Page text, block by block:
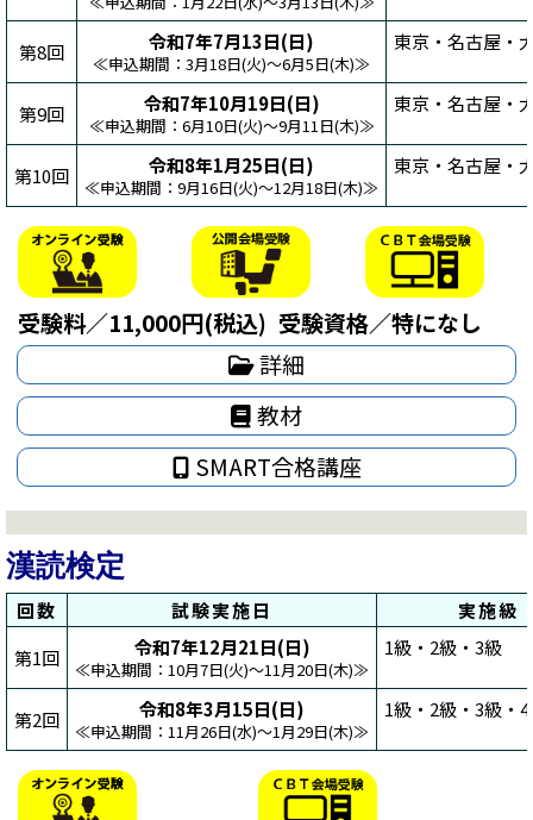
第8回 令和7年7月13日(日)
≪申込期間：3月18日(火)～6月5日(木)≫
東京・名古屋・
第9回 令和7年10月19日(日)
≪申込期間：6月10日(火)～9月11日(木)≫
東京・名古屋・
第10回 令和8年1月25日(日)
≪申込期間：9月16日(火)～12月18日(木)≫
東京・名古屋・
受験料／11,000円(税込) 受験資格／特になし
詳細
教材
SMART合格講座
漢読検定
回数 試験実施日
実施級
第1回
令和7年12月21日(日)
≪申込期間：10月7日(火)～11月20日(木)≫
1級・2級・3級
第2回 令和8年3月15日(日)
≪申込期間：11月26日(水)～1月29日(木)≫
1級・2級・3級・